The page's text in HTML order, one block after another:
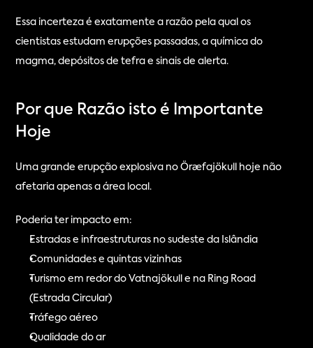
Essa incerteza é exatamente a razão pela qual os
cientistas estudam erupções passadas, a química do
magma, depósitos de tefra e sinais de alerta.
Por que Razão isto é Importante
Hoje
Uma grande erupção explosiva no Öræfajökull hoje não
afetaria apenas a área local.
Poderia ter impacto em:
Estradas e infraestruturas no sudeste da Islândia
Comunidades e quintas vizinhas
Turismo em redor do Vatnajökull e na Ring Road
(Estrada Circular)
Tráfego aéreo
Qualidade do ar